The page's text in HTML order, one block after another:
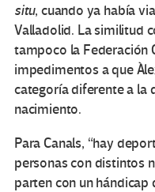
situ, cuando ya había
Valladolid. La similitud
tampoco la Federación
impedimentos a que
categoría diferente a la
nacimiento.
Para Canals, “hay
personas con distintos
parten con un